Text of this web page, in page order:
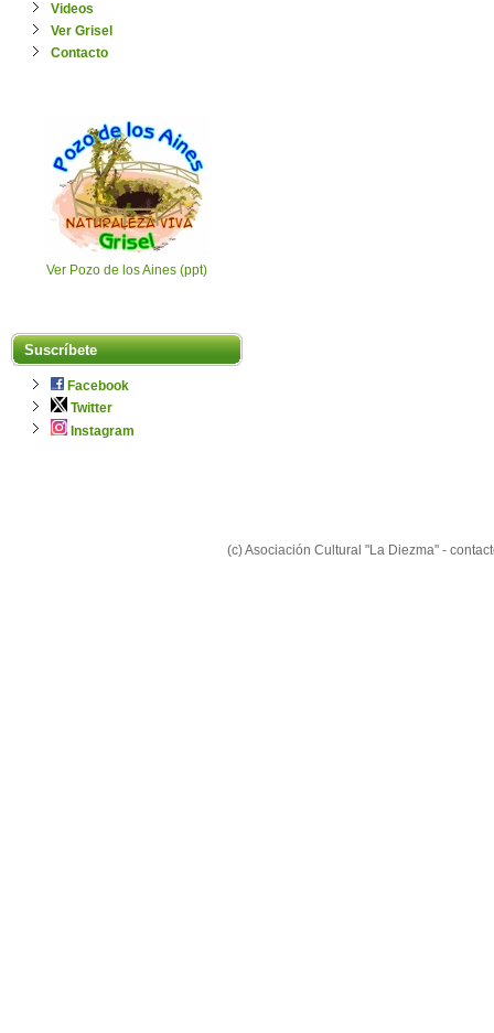
Videos
Ver Grisel
Contacto
Ver Pozo de los Aines (ppt)
Suscríbete
Facebook
Twitter
Instagram
(c) Asociación Cultural "La Diezma" -